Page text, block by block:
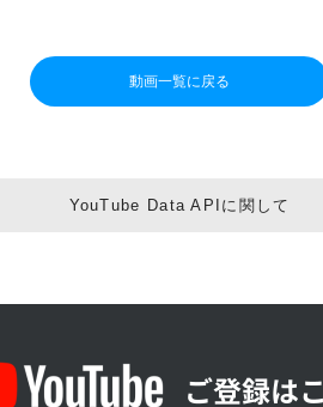
動画一覧に戻る
YouTube Data APIに関して